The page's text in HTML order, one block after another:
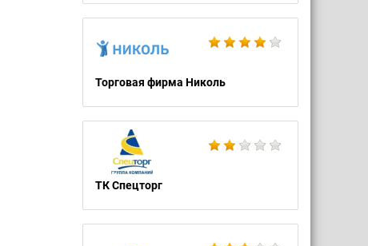
Торговая фирма Николь
ТК Спецторг